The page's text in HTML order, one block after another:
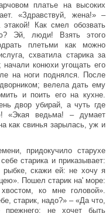
платье на высоких
«Здравствуй, жена!» –
Как смел обозвать
Эй, люди! Взять этого
плетьми как можно
схватила старика за
конюхи угощать его
на ноги поднялся. После
велела дать ему
и поить его на кухне.
двор убирай, а чуть где
«Экая ведьма! – думает
как свинья зарылась, уж и
придокучило старухе
старика и приказывает:
рыбке, скажи ей: не хочу я
Пошел старик на' море:
ко мне головой».
старик, надо?» – «Да что,
прежнего: не хочет быть